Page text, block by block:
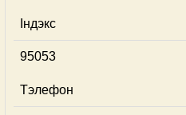
Індэкс
95053
Тэлефон